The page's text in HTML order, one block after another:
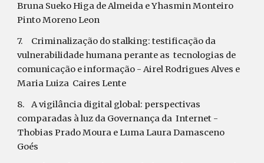
Bruna Sueko Higa de Almeida e Yhasmin Monteiro
Pinto Moreno Leon
7.
Criminalização do stalking: testificação da
vulnerabilidade humana perante as  tecnologias de
comunicação e informação - Airel Rodrigues Alves e
Maria Luiza  Caires Lente
8.
A vigilância digital global: perspectivas
comparadas à luz da Governança da  Internet -
Thobias Prado Moura e Luma Laura Damasceno
Goés